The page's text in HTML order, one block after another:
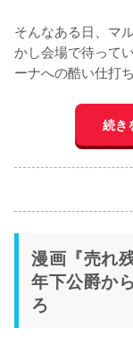
そんなある日、マ
かし会場で待って
ーナへの酷い仕打
続き
漫画『売れ
年下公爵か
ろ